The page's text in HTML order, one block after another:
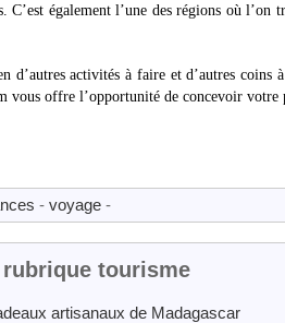
C’est également l’une des régions où
activités à faire et d’autres coins
vous offre l’opportunité de concevoir votre
- voyage -
tourisme
artisanaux de Madagascar